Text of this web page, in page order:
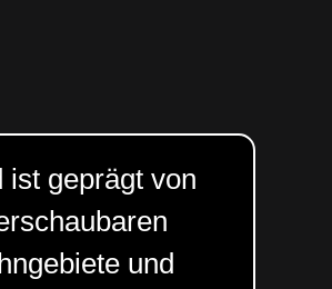
ist geprägt von
und